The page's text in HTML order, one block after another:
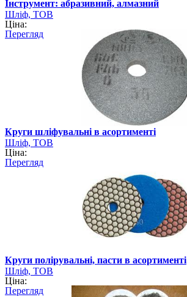
Інструмент: абразивний, алмазний
Шліф, ТОВ
Ціна:
Перегляд
Круги шліфувальні в асортименті
Шліф, ТОВ
Ціна:
Перегляд
Круги полірувальні, пасти в асортименті
Шліф, ТОВ
Ціна:
Перегляд